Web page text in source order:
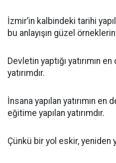
İzmir’in kalbindeki tarihi
bu anlayışın güzel
Devletin yaptığı yatırımın
yatırımdır.
İnsana yapılan yatırımın
eğitime yapılan yatırımdır.
Çünkü bir yol eskir, yeniden